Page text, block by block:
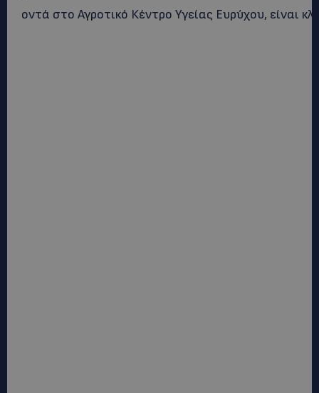
οντά στο Αγροτικό Κέντρο Υγείας Ευρύχου, είναι